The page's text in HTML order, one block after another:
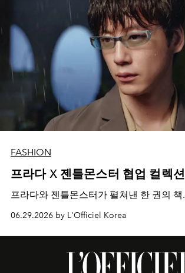
FASHION
프라다 X 젠틀몬스터 협업 컬렉션
프라다와 젠틀몬스터가 펼쳐낸 한 권의 책.
06.29.2026 by L'Officiel Korea